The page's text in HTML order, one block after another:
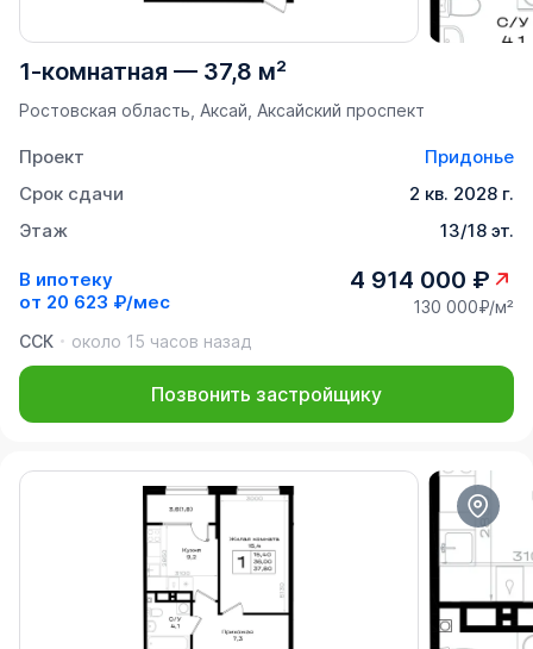
1-комнатная — 37,8 м²
Ростовская область, Аксай, Аксайский проспект
Проект
Придонье
Срок сдачи
2 кв. 2028 г.
Этаж
13/18 эт.
В ипотеку
от 20 623 ₽/мес
4 914 000 ₽
130 000₽/м²
ССК
около 15 часов назад
Позвонить застройщику